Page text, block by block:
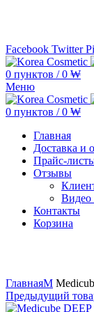
Facebook Twitter
0 пунктов / 0 ₩
Меню
0 пунктов / 0 ₩
Главная
Доставка и
Прайс-
Отзывы
Видео
Контакты
Корзина
ГлавнаяM
Предыдущий